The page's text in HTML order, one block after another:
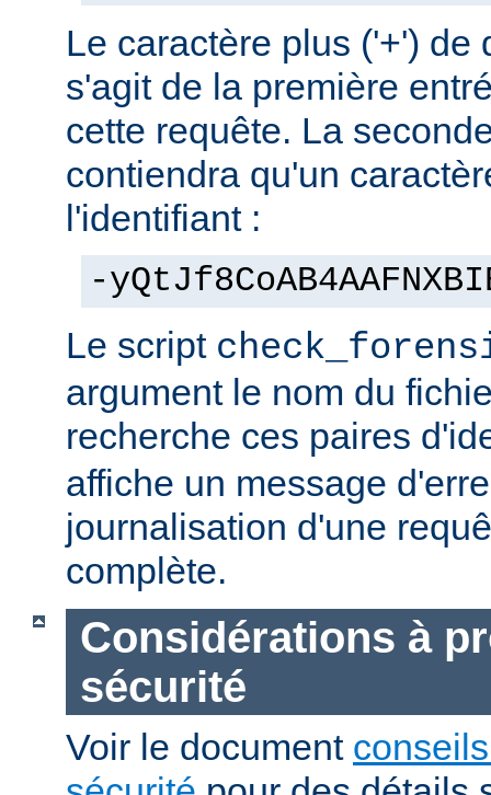
Le caractère plus ('+') de
s'agit de la première
cette requête. La
contiendra qu'un
l'identifiant :
-
Le script
argument le nom du
recherche ces paires
affiche un message
journalisation d'une
complète.
Considérations à
sécurité
Voir le document